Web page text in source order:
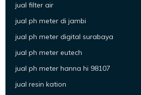
jual filter air
jual ph meter di jambi
jual ph meter digital surabaya
jual ph meter eutech
jual ph meter hanna hi 98107
jual resin kation